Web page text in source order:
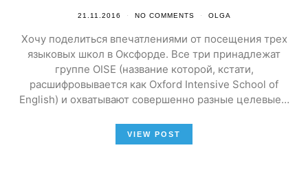
21.11.2016 NO COMMENTS OLGA
Хочу поделиться впечатлениями от посещения трех
языковых школ в Оксфорде. Все три принадлежат
группе OISE (название которой, кстати,
расшифровывается как Oxford Intensive School of
English) и охватывают совершенно разные целевые…
VIEW POST